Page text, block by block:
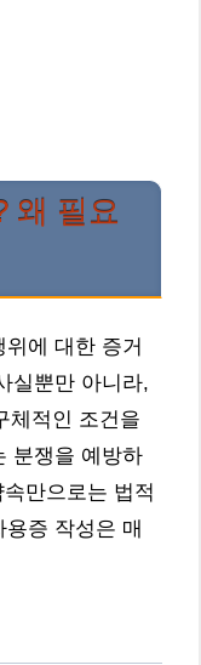
왜 필요
에 대한 증거
실뿐만 아니라,
체적인 조건을
분쟁을 예방하
만으로는 법적
증 작성은 매